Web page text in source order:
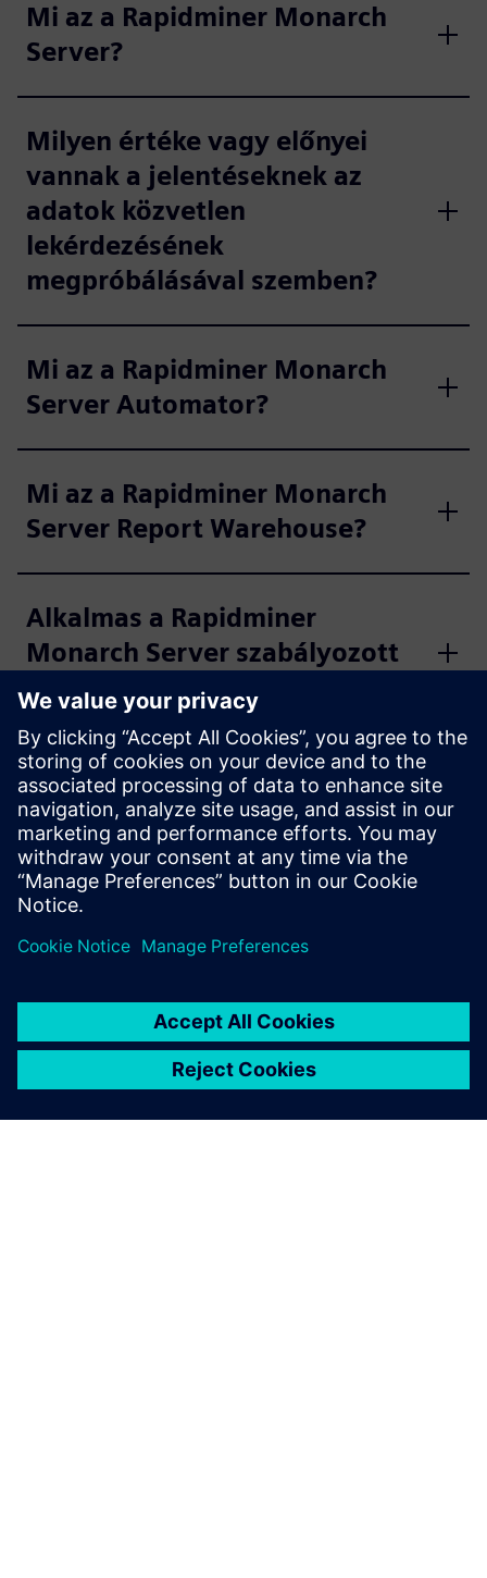
Mi az a Rapidminer Monarch
Server?
Milyen értéke vagy előnyei
vannak a jelentéseknek az
adatok közvetlen
lekérdezésének
megpróbálásával szemben?
Mi az a Rapidminer Monarch
Server Automator?
Mi az a Rapidminer Monarch
Server Report Warehouse?
Alkalmas a Rapidminer
Monarch Server szabályozott
iparágak számára?
Melyek a Rapidminer Monarch
Server általános felhasználási
esetei?